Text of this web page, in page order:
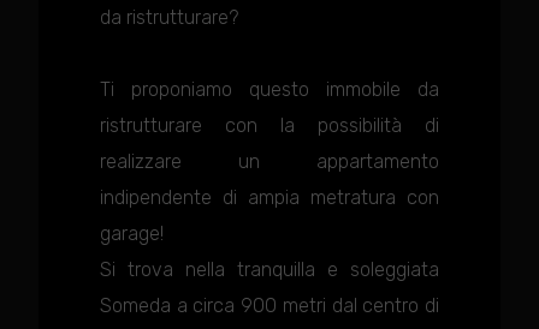
da ristrutturare?
Ti proponiamo questo immobile da
ristrutturare con la possibilità di
realizzare un appartamento
indipendente di ampia metratura con
garage!
Si trova nella tranquilla e soleggiata
Someda a circa 900 metri dal centro di